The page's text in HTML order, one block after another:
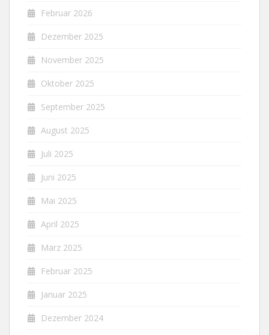
Februar 2026
Dezember 2025
November 2025
Oktober 2025
September 2025
August 2025
Juli 2025
Juni 2025
Mai 2025
April 2025
März 2025
Februar 2025
Januar 2025
Dezember 2024